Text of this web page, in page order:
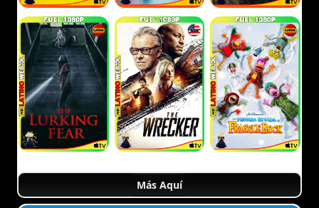
Más Aquí